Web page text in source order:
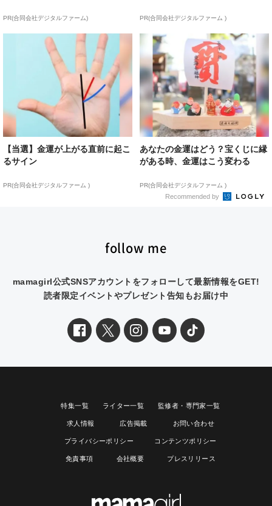
PR(合同会社デジタルファーム) PR(合同会社デジタルファーム )
【当選】金運が上がる直前に起こ
るサイン
PR(合同会社デジタルファーム )
あなたの金運はどう？宝くじに縁
がある時、金運はこう変わる
PR(合同会社デジタルファーム )
Recommended by
follow me
mamagirl公式SNSアカウントをフォローして最新情報をGET!
読者限定イベントやプレゼント告知もお届け中
特集一覧 ライター一覧 監修者・専門家一覧
求人情報 広告掲載 お問い合わせ
プライバシーポリシー コンテンツポリシー
免責事項 会社概要 プレスリリース